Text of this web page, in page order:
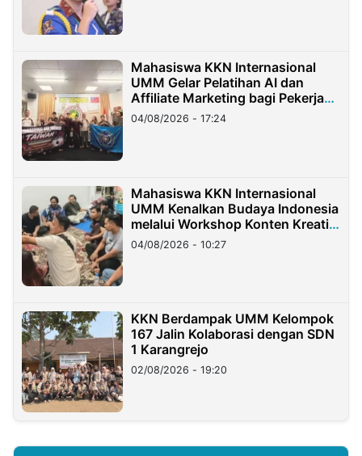
Mahasiswa KKN Internasional
UMM Gelar Pelatihan AI dan
Affiliate Marketing bagi Pekerja
Migran Indonesia di Taiwan
04/08/2026 - 17:24
Mahasiswa KKN Internasional
UMM Kenalkan Budaya Indonesia
melalui Workshop Konten Kreatif
di Taiwan
04/08/2026 - 10:27
KKN Berdampak UMM Kelompok
167 Jalin Kolaborasi dengan SDN
1 Karangrejo
02/08/2026 - 19:20